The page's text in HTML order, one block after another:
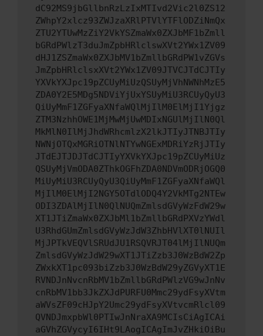
dC92MS9jbGllbnRzLzIxMTIvd2Vic2l0ZS12
ZWhpY2xlcz93ZWJzaXRlPTVlYTFlODZiNmQx
ZTU2YTUwMzZiY2VkYSZmaWx0ZXJbMF1bZmll
bGRdPWlzT3duJmZpbHRlclswXVt2YWx1ZV09
dHJ1ZSZmaWx0ZXJbMV1bZmllbGRdPW1vZGVs
JmZpbHRlclsxXVt2YWx1ZV09JTVCJTdCJTIy
YXVkYXJpc19pZCUyMiUzQSUyMjVhNWNhMzE5
ZDA0Y2E5MDg5NDViYjUxYSUyMiU3RCUyQyU3
QiUyMmF1ZGFyaXNfaWQlMjIlM0ElMjI1Yjgz
ZTM3NzhhOWE1MjMwMjUwMDIxNGUlMjIlN0Ql
MkMlN0IlMjJhdWRhcmlzX2lkJTIyJTNBJTIy
NWNjOTQxMGRiOTNlNTYwNGExMDRiYzRjJTIy
JTdEJTJDJTdCJTIyYXVkYXJpc19pZCUyMiUz
QSUyMjVmODA0ZThkOGFhZDA0NDVmODRjOGQ0
MiUyMiU3RCUyQyU3QiUyMmF1ZGFyaXNfaWQl
MjIlM0ElMjI2NGY5OTdlODQ4Y2VkMTg2NTEw
ODI3ZDAlMjIlN0QlNUQmZmlsdGVyWzFdW29w
XT1JTiZmaWx0ZXJbMl1bZmllbGRdPXVzYWdl
U3RhdGUmZmlsdGVyWzJdW3ZhbHVlXT0lNUIl
MjJPTkVEQVlSRUdJU1RSQVRJT04lMjIlNUQm
ZmlsdGVyWzJdW29wXT1JTiZzb3J0WzBdW2Zp
ZWxkXT1pc093biZzb3J0WzBdW29yZGVyXT1E
RVNDJnNvcnRbMV1bZmllbGRdPWlzVG9wJnNv
cnRbMV1bb3JkZXJdPURFU0Mmc29ydFsyXVtm
aWVsZF09cHJpY2Umc29ydFsyXVtvcmRlcl09
QVNDJmxpbWl0PTIwJnNraXA9MCIsCiAgICAi
aGVhZGVycyI6IHt9LAogICAgImJvZHkiOiBu